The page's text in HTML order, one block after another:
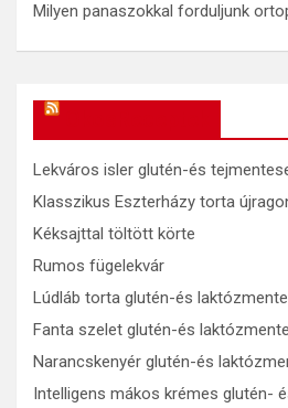
Milyen panaszokkal forduljunk
Lekváros isler glutén-és
Klasszikus Eszterházy torta
Kéksajttal töltött körte
Rumos fügelekvár
Lúdláb torta glutén-és
Fanta szelet glutén-és
Narancskenyér glutén-és
Intelligens mákos krémes glutén-